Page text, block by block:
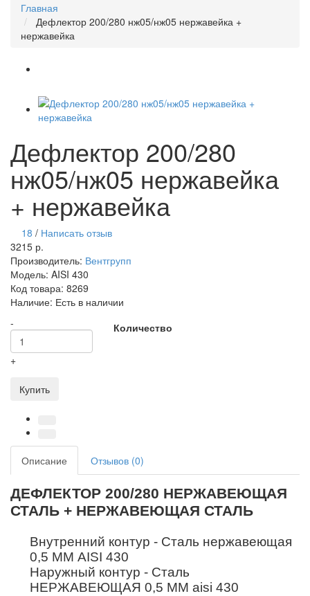
Главная
Дефлектор 200/280 нж05/нж05 нержавейка +
нержавейка
Дефлектор 200/280
нж05/нж05 нержавейка
+ нержавейка
18 / Написать отзыв
3215 р.
Производитель: Вентгрупп
Модель: AISI 430
Код товара: 8269
Наличие: Есть в наличии
Количество
-
+
Купить
Описание Отзывов (0)
ДЕФЛЕКТОР 200/280 НЕРЖАВЕЮЩАЯ
СТАЛЬ + НЕРЖАВЕЮЩАЯ СТАЛЬ
Внутренний контур - Сталь нержавеющая
0,5 ММ AISI 430
Наружный контур - Сталь
НЕРЖАВЕЮЩАЯ 0,5 ММ aisi 430